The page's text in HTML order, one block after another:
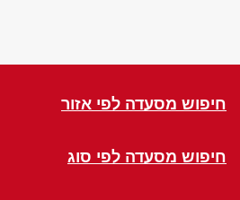
חיפוש מסעדה לפי אזור
חיפוש מסעדה לפי סוג